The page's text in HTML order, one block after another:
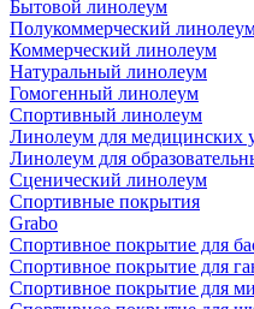
Бытовой линолеум
Полукоммерческий
Коммерческий линолеум
Натуральный линолеум
Гомогенный линолеум
Спортивный линолеум
Линолеум для медицинских
Линолеум для
Сценический линолеум
Спортивные покрытия
Grabo
Спортивное покрытие для
Спортивное покрытие для
Спортивное покрытие для